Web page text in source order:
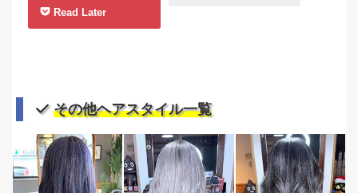
Read Later
その他ヘアスタイル一覧